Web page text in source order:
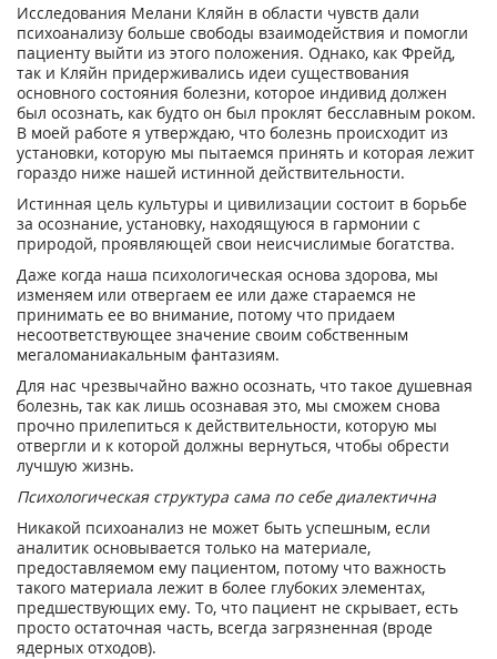
Исследования Мелани Кляйн в области чувств дали
психоанализу больше свободы взаимодействия и помогли
пациенту выйти из этого положения. Однако, как Фрейд,
так и Кляйн придерживались идеи существования
основного состояния болезни, которое индивид должен
был осознать, как будто он был проклят бесславным роком.
В моей работе я утверждаю, что болезнь происходит из
установки, которую мы пытаемся принять и которая лежит
гораздо ниже нашей истинной действительности.
Истинная цель культуры и цивилизации состоит в борьбе
за осознание, установку, находящуюся в гармонии с
природой, проявляющей свои неисчислимые богатства.
Даже когда наша психологическая основа здорова, мы
изменяем или отвергаем ее или даже стараемся не
принимать ее во внимание, потому что придаем
несоответствующее значение своим собственным
мегаломаниакальным фантазиям.
Для нас чрезвычайно важно осознать, что такое душевная
болезнь, так как лишь осознавая это, мы сможем снова
прочно прилепиться к действительности, которую мы
отвергли и к которой должны вернуться, чтобы обрести
лучшую жизнь.
Психологическая структура сама по себе диалектична
Никакой психоанализ не может быть успешным, если
аналитик основывается только на материале,
предоставляемом ему пациентом, потому что важность
такого материала лежит в более глубоких элементах,
предшествующих ему. То, что пациент не скрывает, есть
просто остаточная часть, всегда загрязненная (вроде
ядерных отходов).